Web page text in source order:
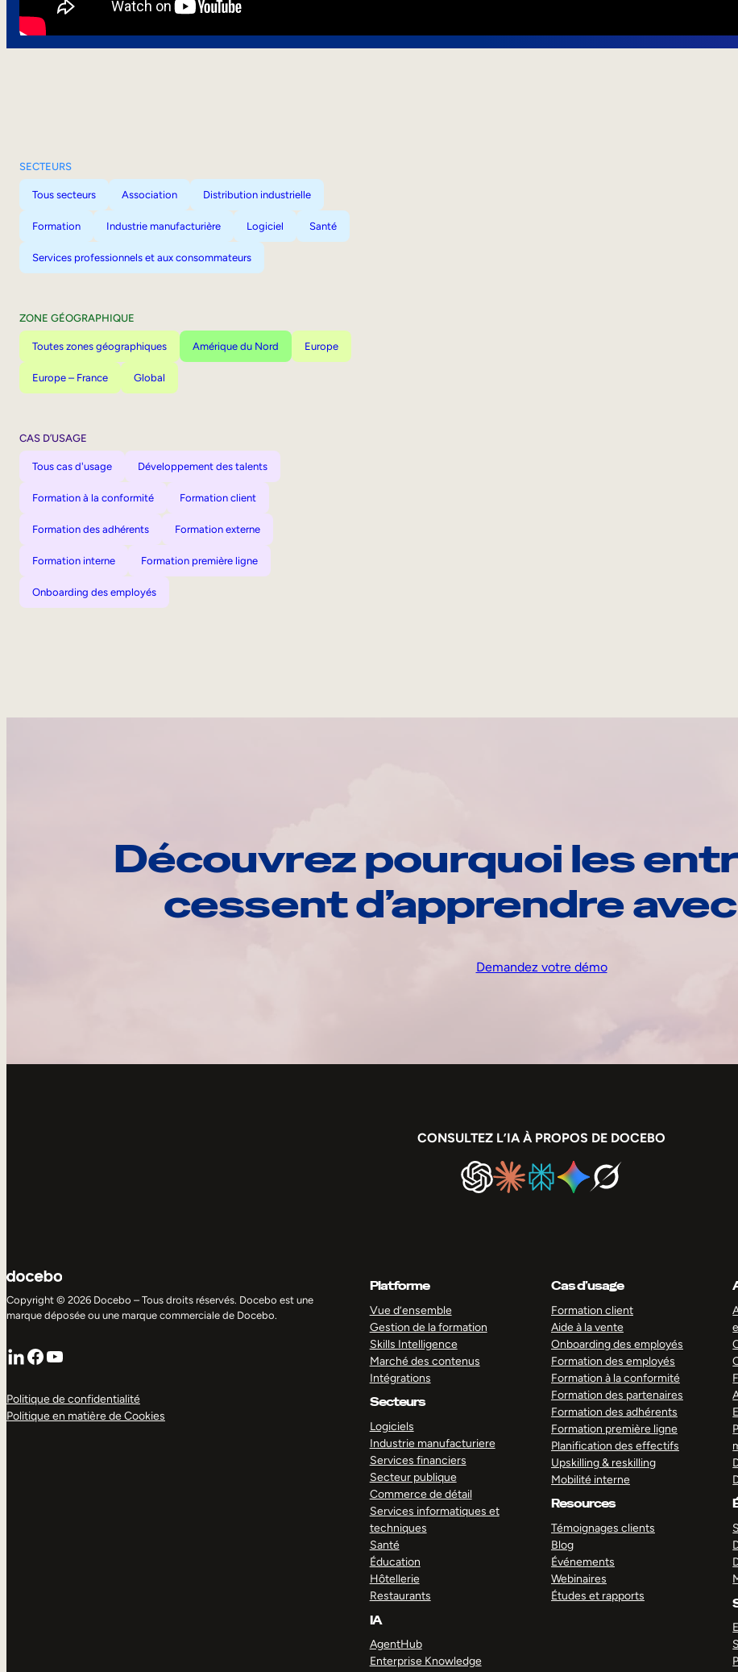
SECTEURS
Tous secteurs Association Distribution industrielle
Formation Industrie manufacturière Logiciel Santé
Services professionnels et aux consommateurs
ZONE GÉOGRAPHIQUE
Toutes zones géographiques Amérique du Nord Europe
Europe – France Global
CAS D’USAGE
Tous cas d'usage Développement des talents
Formation à la conformité Formation client
Formation des adhérents Formation externe
Formation interne Formation première ligne
Onboarding des employés
Découvrez pourquoi les
cessent d’apprendre
Demandez votre démo
CONSULTEZ L’IA À PROPOS DE DOCEBO
Copyright © 2026 Docebo – Tous droits réservés. Docebo est une
marque déposée ou une marque commerciale de Docebo.
LinkedIn
Facebook
YouTube
Politique de confidentialité
Politique en matière de Cookies
Platforme
Vue d’ensemble
Gestion de la formation
Skills Intelligence
Marché des contenus
Intégrations
Secteurs
Logiciels
Industrie manufacturiere
Services financiers
Secteur publique
Commerce de détail
Services informatiques et
techniques
Santé
Éducation
Hôtellerie
Restaurants
IA
AgentHub
Enterprise Knowledge
Cas d’usage
Formation client
Aide à la vente
Onboarding des employés
Formation des employés
Formation à la conformité
Formation des partenaires
Formation des adhérents
Formation première ligne
Planification des effectifs
Upskilling & reskilling
Mobilité interne
Resources
Témoignages clients
Blog
Événements
Webinaires
Études et rapports